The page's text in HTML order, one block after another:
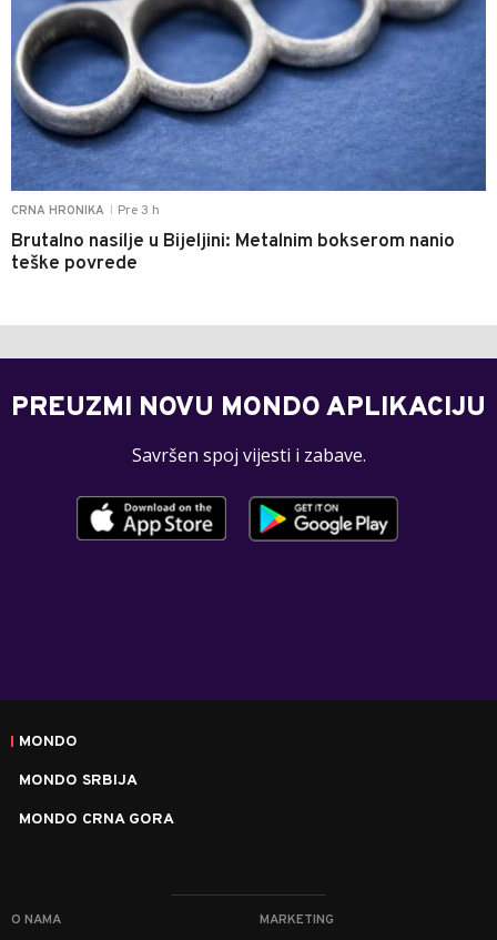
CRNA HRONIKA Pre 3 h
Brutalno nasilje u Bijeljini: Metalnim bokserom nanio
teške povrede
PREUZMI NOVU MONDO APLIKACIJU
Savršen spoj vijesti i zabave.
MONDO
MONDO SRBIJA
MONDO CRNA GORA
O NAMA MARKETING